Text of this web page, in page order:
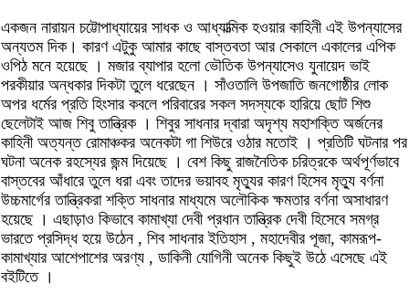
একজন নারায়ন চট্টোপাধ্যায়ের সাধক ও আধ্যাত্মিক হওয়ার কাহিনী এই উপন্যাসের
অন্যতম দিক। কারণ এটুকু আমার কাছে বাস্তবতা আর সেকালে একালের এপিক
ওপিঠ মনে হয়েছে । মজার ব্যাপার হলো ভৌতিক উপন্যাসেও যুনায়েদ ভাই
পরকীয়ার অন্ধকার দিকটা তুলে ধরেছেন । সাঁওতালি উপজাতি জনগোষ্ঠীর লোক
অপর ধর্মের প্রতি হিংসার কবলে পরিবারের সকল সদস্যকে হারিয়ে ছোট শিশু
ছেলেটাই আজ শিবু তান্ত্রিক । শিবুর সাধনার দ্বারা অদৃশ্য মহাশক্তি অর্জনের
কাহিনী অত্যন্ত রোমাঞ্চকর অনেকটা গা শিউরে ওঠার মতোই । প্রতিটি ঘটনার পর
ঘটনা অনেক রহস্যের জন্ম দিয়েছে । বেশ কিছু রাজনৈতিক চরিত্রকে অর্থপূর্ণভাবে
বাস্তবের আঁধারে তুলে ধরা এবং তাদের ভয়াবহ মৃত্যুর কারণ হিসেব মৃত্যু বর্ণনা
উচ্চমার্গের তান্ত্রিকরা শক্তি সাধনার মাধ্যমে অলৌকিক ক্ষমতার বর্ণনা অসাধারণ
হয়েছে । এছাড়াও কিভাবে কামাখ্যা দেবী প্রধান তান্ত্রিক দেবী হিসেবে সমগ্র
ভারতে প্রসিদ্ধ হয়ে উঠেন , শিব সাধনার ইতিহাস , মহাদেবীর পূজা, কামরূপ-
কামাখ্যার আশেপাশের অরণ্য , ডাকিনী যোগিনী অনেক কিছুই উঠে এসেছে এই
বইটিতে ।